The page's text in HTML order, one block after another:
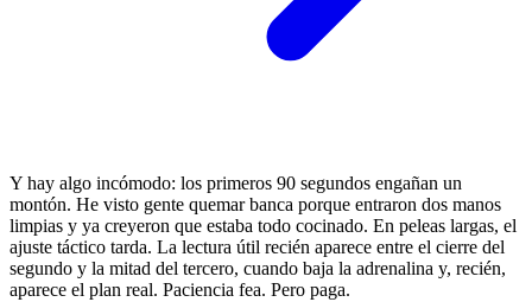
Y hay algo incómodo: los primeros 90 segundos engañan un
montón. He visto gente quemar banca porque entraron dos manos
limpias y ya creyeron que estaba todo cocinado. En peleas largas, el
ajuste táctico tarda. La lectura útil recién aparece entre el cierre del
segundo y la mitad del tercero, cuando baja la adrenalina y, recién,
aparece el plan real. Paciencia fea. Pero paga.